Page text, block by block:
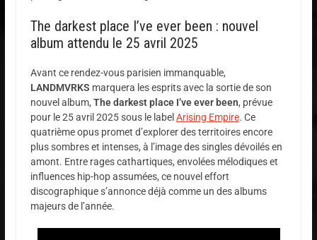
The darkest place I’ve ever been : nouvel
album attendu le 25 avril 2025
Avant ce rendez-vous parisien immanquable,
LANDMVRKS marquera les esprits avec la sortie de son
nouvel album, The darkest place I’ve ever been, prévue
pour le 25 avril 2025 sous le label Arising Empire. Ce
quatrième opus promet d’explorer des territoires encore
plus sombres et intenses, à l’image des singles dévoilés en
amont. Entre rages cathartiques, envolées mélodiques et
influences hip-hop assumées, ce nouvel effort
discographique s’annonce déjà comme un des albums
majeurs de l’année.